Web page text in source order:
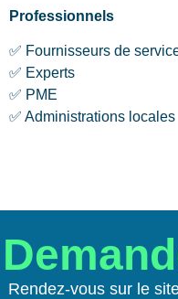
Professionnels
✅ Fournisseurs de
✅ Experts
✅ PME
✅ Administrations locales
Rendez-vous sur le